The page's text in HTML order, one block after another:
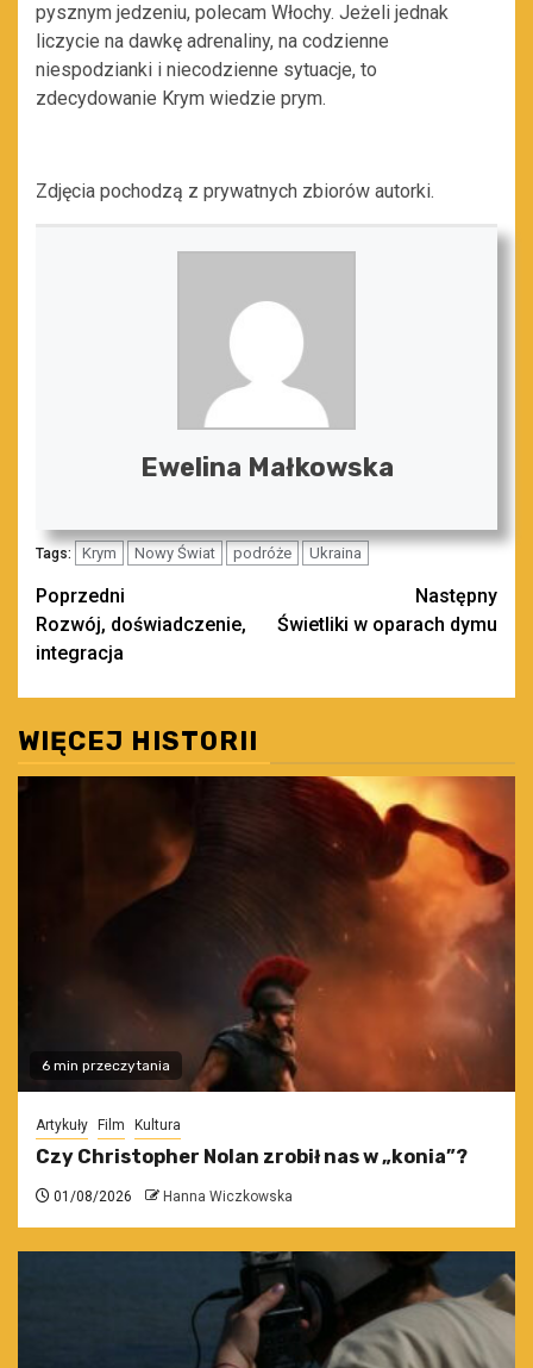
pysznym jedzeniu, polecam Włochy. Jeżeli jednak
liczycie na dawkę adrenaliny, na codzienne
niespodzianki i niecodzienne sytuacje, to
zdecydowanie Krym wiedzie prym.
Zdjęcia pochodzą z prywatnych zbiorów autorki.
Ewelina Małkowska
Tags: Krym Nowy Świat podróże Ukraina
Zobacz
wpisy
Poprzedni
Rozwój, doświadczenie,
integracja
Następny
Świetliki w oparach dymu
WIĘCEJ HISTORII
6 min przeczytania
Artykuły Film Kultura
Czy Christopher Nolan zrobił nas w „konia”?
01/08/2026 Hanna Wiczkowska